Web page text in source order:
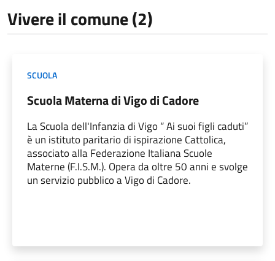
Vivere il comune (2)
SCUOLA
Scuola Materna di Vigo di Cadore
La Scuola dell'Infanzia di Vigo “ Ai suoi figli caduti”
è un istituto paritario di ispirazione Cattolica,
associato alla Federazione Italiana Scuole
Materne (F.I.S.M.). Opera da oltre 50 anni e svolge
un servizio pubblico a Vigo di Cadore.